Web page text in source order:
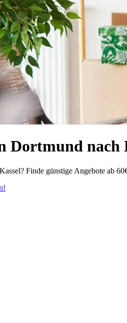
Dortmund nach
Finde günstige Angebote ab